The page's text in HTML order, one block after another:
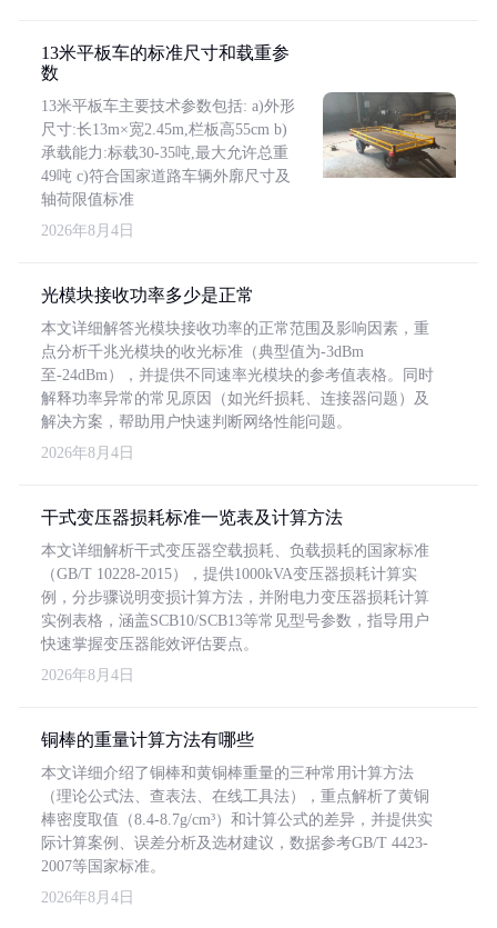
13米平板车的标准尺寸和载重参
数
13米平板车主要技术参数包括: a)外形
尺寸:长13m×宽2.45m,栏板高55cm b)
承载能力:标载30-35吨,最大允许总重
49吨 c)符合国家道路车辆外廓尺寸及
轴荷限值标准
2026年8月4日
光模块接收功率多少是正常
本文详细解答光模块接收功率的正常范围及影响因素，重
点分析千兆光模块的收光标准（典型值为-3dBm
至-24dBm），并提供不同速率光模块的参考值表格。同时
解释功率异常的常见原因（如光纤损耗、连接器问题）及
解决方案，帮助用户快速判断网络性能问题。
2026年8月4日
干式变压器损耗标准一览表及计算方法
本文详细解析干式变压器空载损耗、负载损耗的国家标准
（GB/T 10228-2015），提供1000kVA变压器损耗计算实
例，分步骤说明变损计算方法，并附电力变压器损耗计算
实例表格，涵盖SCB10/SCB13等常见型号参数，指导用户
快速掌握变压器能效评估要点。
2026年8月4日
铜棒的重量计算方法有哪些
本文详细介绍了铜棒和黄铜棒重量的三种常用计算方法
（理论公式法、查表法、在线工具法），重点解析了黄铜
棒密度取值（8.4-8.7g/cm³）和计算公式的差异，并提供实
际计算案例、误差分析及选材建议，数据参考GB/T 4423-
2007等国家标准。
2026年8月4日